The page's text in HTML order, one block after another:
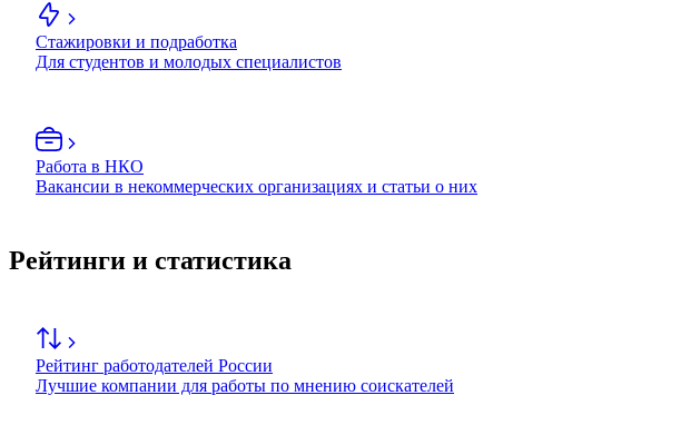
Стажировки и подработка
Для студентов и молодых специалистов
Работа в НКО
Вакансии в некоммерческих организациях и статьи о них
Рейтинги и статистика
Рейтинг работодателей России
Лучшие компании для работы по мнению соискателей